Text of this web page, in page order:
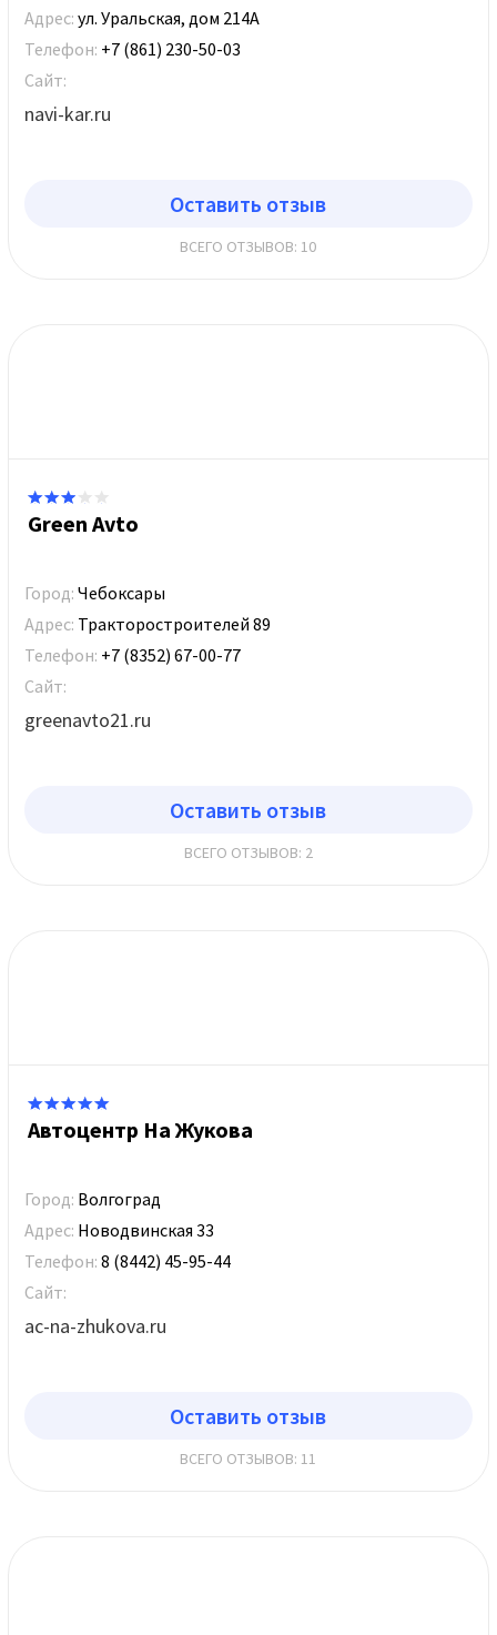
Адрес: ул. Уральская, дом 214А
Телефон: +7 (861) 230-50-03
Сайт:
navi-kar.ru
Оставить отзыв
ВСЕГО ОТЗЫВОВ: 10
Green Avto
Город: Чебоксары
Адрес: Тракторостроителей 89
Телефон: +7 (8352) 67-00-77
Сайт:
greenavto21.ru
Оставить отзыв
ВСЕГО ОТЗЫВОВ: 2
Автоцентр На Жукова
Город: Волгоград
Адрес: Новодвинская 33
Телефон: 8 (8442) 45-95-44
Сайт:
ac-na-zhukova.ru
Оставить отзыв
ВСЕГО ОТЗЫВОВ: 11